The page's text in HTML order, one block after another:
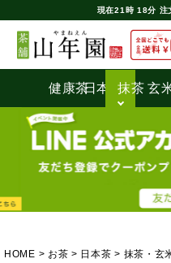
現在21時 18分 注
健康茶日本茶抹茶 玄
HOME お茶 日本茶 抹茶・玄